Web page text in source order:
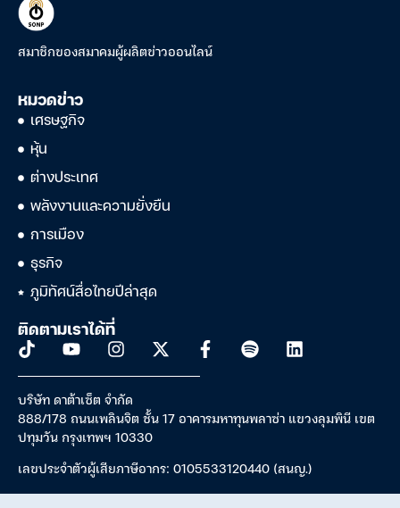
สมาชิกของสมาคมผู้ผลิตข่าวออนไลน์
หมวดข่าว
เศรษฐกิจ
หุ้น
ต่างประเทศ
พลังงานและความยั่งยืน
การเมือง
ธุรกิจ
ภูมิทัศน์สื่อไทยปีล่าสุด
ติดตามเราได้ที่
บริษัท ดาต้าเซ็ต จำกัด
888/178 ถนนเพลินจิต ชั้น 17 อาคารมหาทุนพลาซ่า แขวงลุมพินี เขต
ปทุมวัน กรุงเทพฯ 10330
เลขประจำตัวผู้เสียภาษีอากร: 0105533120440 (สนญ.)